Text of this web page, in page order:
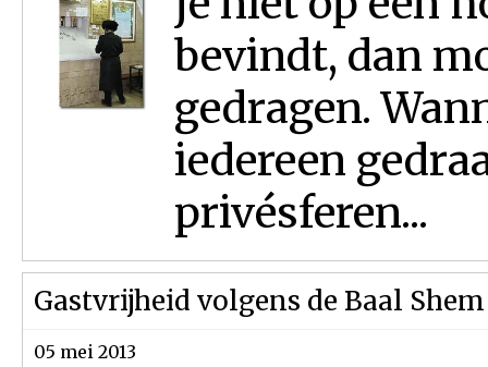
bevindt, dan
gedragen.
iedereen
privésferen...
Gastvrijheid volgens de Baal
05 mei 2013